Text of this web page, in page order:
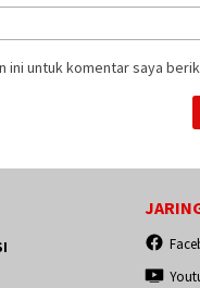
ini untuk komentar saya